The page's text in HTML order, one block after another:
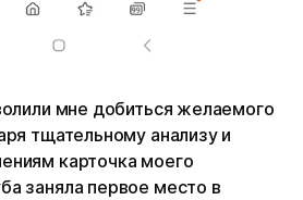
мне добиться желаемого
тщательному анализу и
карточка моего
заняла первое место в